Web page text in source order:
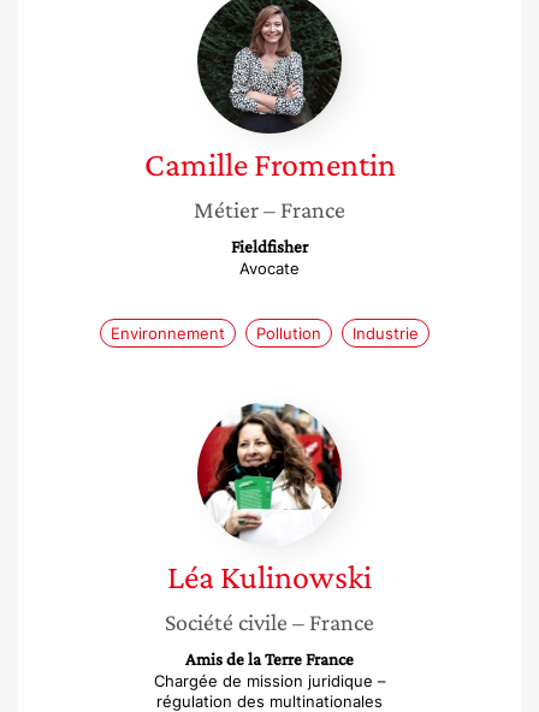
Fromentin
Camille Fromentin
Métier– France
Fieldfisher
Avocate
Environnement Pollution Industrie
Léa
Kulinowski
LéaKulinowski
Société civile – France
Amis de la Terre France
Chargée de mission juridique –
régulation des multinationales